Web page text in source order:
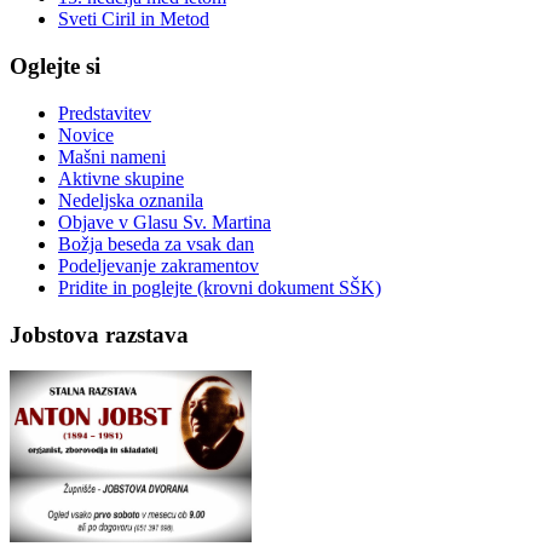
Sveti Ciril in Metod
Oglejte si
Predstavitev
Novice
Mašni nameni
Aktivne skupine
Nedeljska oznanila
Objave v Glasu Sv. Martina
Božja beseda za vsak dan
Podeljevanje zakramentov
Pridite in poglejte (krovni dokument SŠK)
Jobstova razstava